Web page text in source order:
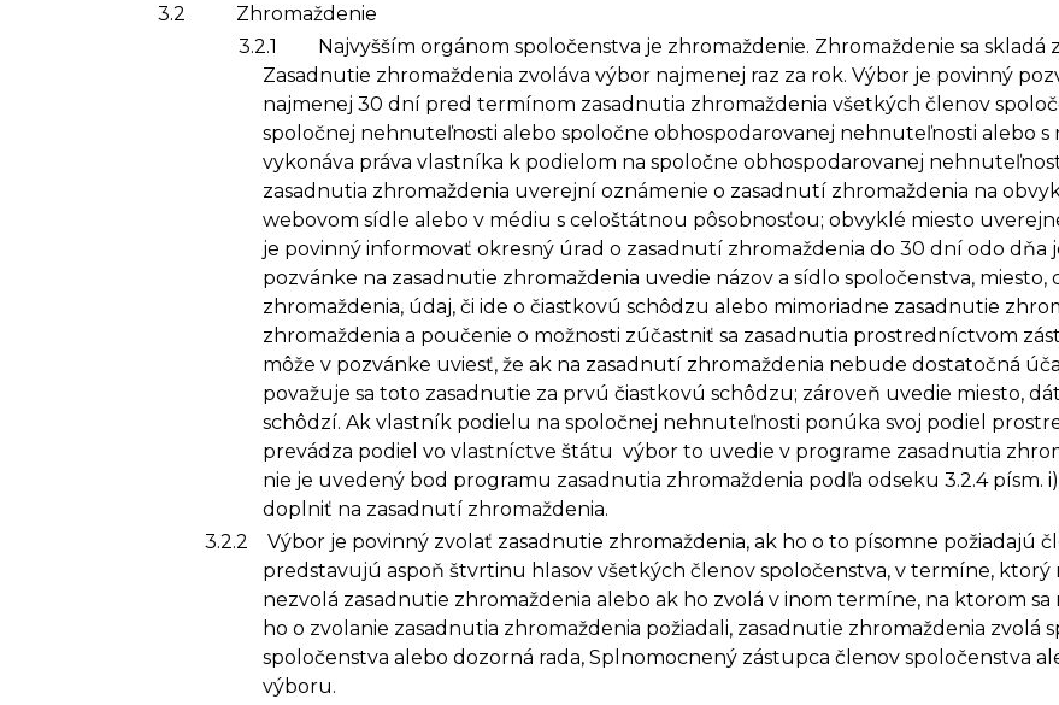
3.2
Zhromaždenie
3.2.1
Najvyšším orgánom spoločenstva je zhromaždenie. Zhromaždenie sa skladá
Zasadnutie zhromaždenia zvoláva výbor najmenej raz za rok. Výbor je povinný
najmenej 30 dní pred termínom zasadnutia zhromaždenia všetkých členov
spoločnej nehnuteľnosti alebo spoločne obhospodarovanej nehnuteľnosti alebo s
vykonáva práva vlastníka k podielom na spoločne obhospodarovanej
zasadnutia zhromaždenia uverejní oznámenie o zasadnutí zhromaždenia na
webovom sídle alebo v médiu s celoštátnou pôsobnosťou; obvyklé miesto
je povinný informovať okresný úrad o zasadnutí zhromaždenia do 30 dní odo dňa
pozvánke na zasadnutie zhromaždenia uvedie názov a sídlo spoločenstva,
zhromaždenia, údaj, či ide o čiastkovú schôdzu alebo mimoriadne zasadnutie
zhromaždenia a poučenie o možnosti zúčastniť sa zasadnutia prostredníctvom
môže v pozvánke uviesť, že ak na zasadnutí zhromaždenia nebude dostatočná
považuje sa toto zasadnutie za prvú čiastkovú schôdzu; zároveň uvedie miesto,
schôdzí. Ak vlastník podielu na spoločnej nehnuteľnosti ponúka svoj podiel
prevádza podiel vo vlastníctve štátu výbor to uvedie v programe zasadnutia
nie je uvedený bod programu zasadnutia zhromaždenia podľa odseku 3.2.4 písm.
doplniť na zasadnutí zhromaždenia.
3.2.2
Výbor je povinný zvolať zasadnutie zhromaždenia, ak ho o to písomne požiadajú
predstavujú aspoň štvrtinu hlasov všetkých členov spoločenstva, v termíne,
nezvolá zasadnutie zhromaždenia alebo ak ho zvolá v inom termíne, na ktorom
ho o zvolanie zasadnutia zhromaždenia požiadali, zasadnutie zhromaždenia
spoločenstva alebo dozorná rada, Splnomocnený zástupca členov spoločenstva
výboru.